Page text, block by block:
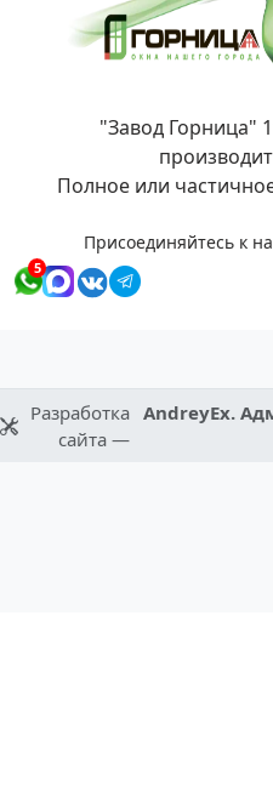
"Завод Горница"
Полное или
Присоединяйтесь к
5
Разработка
сайта —
AndreyEx.